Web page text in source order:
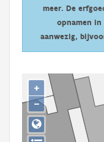
Persoon of collectief
Downloads
Aanmelden
meer. De
opnamen
aanwezig,
+
−